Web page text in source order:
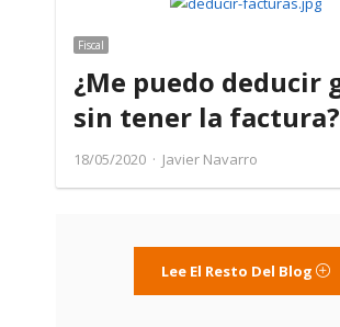
Fiscal
¿Me puedo deducir
sin tener la factura?
18/05/2020 Author
Javier Navarro
Lee El Resto Del Blog